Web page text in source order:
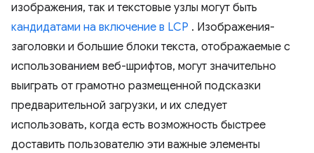
изображения, так и текстовые узлы могут быть
кандидатами на включение в LCP . Изображения-
заголовки и большие блоки текста, отображаемые с
использованием веб-шрифтов, могут значительно
выиграть от грамотно размещенной подсказки
предварительной загрузки, и их следует
использовать, когда есть возможность быстрее
доставить пользователю эти важные элементы